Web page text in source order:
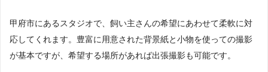
甲府市にあるスタジオで、飼い主さんの希望にあわせて柔軟に対
応してくれます。豊富に用意された背景紙と小物を使っての撮影
が基本ですが、希望する場所があれば出張撮影も可能です。